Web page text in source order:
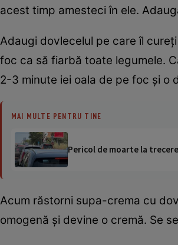
acest timp amesteci în ele.
Adaugi dovlecelul pe care îl
foc ca să fiarbă toate legumele.
2-3 minute iei oala de pe foc şi o
MAI MULTE PENTRU TINE
Pericol de moarte la
Acum răstorni supa-crema cu
omogenă şi devine o cremă. Se